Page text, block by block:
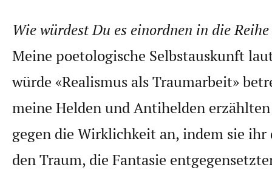
Wie würdest Du es einordnen in die
Meine poetologische Selbstauskunft
würde «Realismus als Traumarbeit»
meine Helden und Antihelden
gegen die Wirklichkeit an, indem sie ihr
den Traum, die Fantasie